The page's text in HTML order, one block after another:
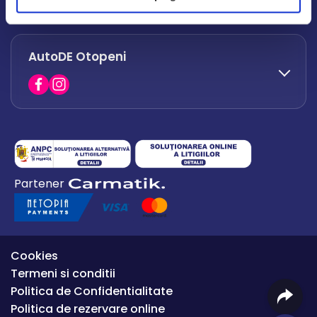
office.afumati@autode.ro
0730 063 852
0730 063 851
AutoDE Otopeni
0754 649 360
office.premium@autode.ro
Partener
Cookies
Termeni si conditii
Politica de Confidentialitate
Politica de rezervare online